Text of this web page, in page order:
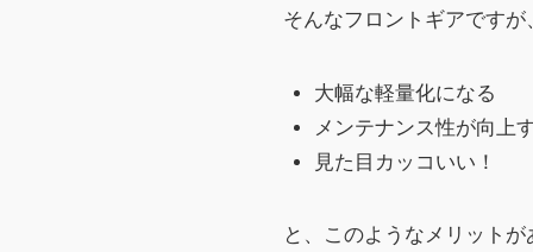
そんなフロントギアです
大幅な軽量化になる
メンテナンス性が向上
見た目カッコいい！
と、このようなメリットが